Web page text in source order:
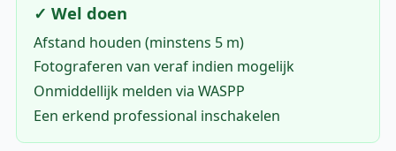
✓ Wel doen
Afstand houden (minstens 5 m)
Fotograferen van veraf indien mogelijk
Onmiddellijk melden via WASPP
Een erkend professional inschakelen